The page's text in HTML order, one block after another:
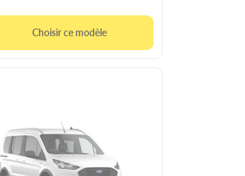
Choisir ce modèle